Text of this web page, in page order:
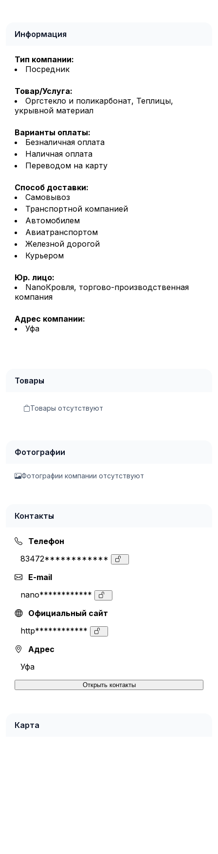
Информация
Тип компании:
Посредник
Товар/Услуга:
Оргстекло и поликарбонат, Теплицы,
укрывной материал
Варианты оплаты:
Безналичная оплата
Наличная оплата
Переводом на карту
Способ доставки:
Самовывоз
Транспортной компанией
Автомобилем
Авиатранспортом
Железной дорогой
Курьером
Юр. лицо:
NanoКровля, торгово-производственная
компания
Адрес компании:
Уфа
Товары
Товары отсутствуют
Фотографии
Фотографии компании отсутствуют
Контакты
Телефон
83472************
E-mail
nano************
Официальный сайт
http************
Адрес
Уфа
Открыть контакты
Карта